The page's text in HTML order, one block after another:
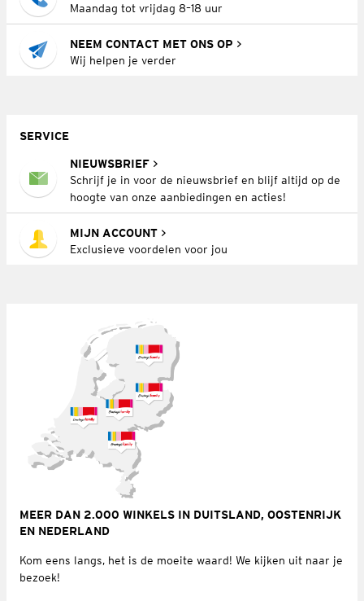
Maandag tot vrijdag 8–18 uur
NEEM CONTACT MET ONS OP
Wij helpen je verder
SERVICE
NIEUWSBRIEF
Schrijf je in voor de nieuwsbrief en blijf altijd op de
hoogte van onze aanbiedingen en acties!
MIJN ACCOUNT
Exclusieve voordelen voor jou
MEER DAN 2.000 WINKELS IN DUITSLAND, OOSTENRIJK
EN NEDERLAND
Kom eens langs, het is de moeite waard! We kijken uit naar je
bezoek!